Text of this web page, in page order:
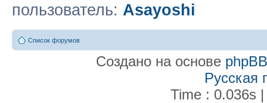
пользователь: Asayoshi
Список форумов
Создано на основе phpBB
Русская
Time : 0.036s